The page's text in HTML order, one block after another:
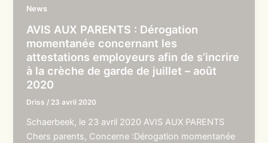
News
AVIS AUX PARENTS : Dérogation
momentanée concernant les
attestations employeurs afin de s’incrire
à la crèche de garde de juillet – août
2020
Driss / 23 avril 2020
Schaerbeek, le 23 avril 2020 AVIS AUX PARENTS
Chers parents, Concerne :Dérogation momentanée